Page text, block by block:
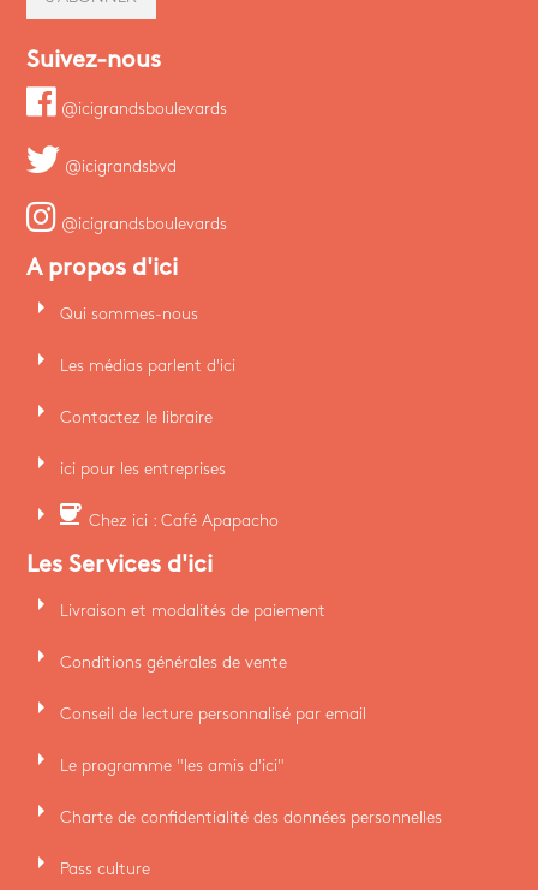
Suivez-nous
@icigrandsboulevards
@icigrandsbvd
@icigrandsboulevards
A propos d'ici
arrow_right Qui sommes-nous
arrow_right Les médias parlent d'ici
arrow_right Contactez le libraire
arrow_right ici pour les entreprises
arrow_right coffee Chez ici : Café Apapacho
Les Services d'ici
arrow_right Livraison et modalités de paiement
arrow_right Conditions générales de vente
arrow_right Conseil de lecture personnalisé par email
arrow_right Le programme "les amis d'ici"
arrow_right Charte de confidentialité des données personnelles
arrow_right Pass culture